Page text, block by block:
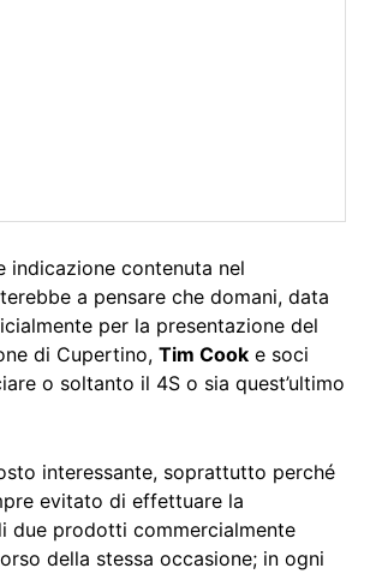
indicazione contenuta nel
a pensare che domani, data
per la presentazione del
di Cupertino, Tim Cook e soci
o soltanto il 4S o sia quest’ultimo
interessante, soprattutto perché
evitato di effettuare la
due prodotti commercialmente
della stessa occasione; in ogni